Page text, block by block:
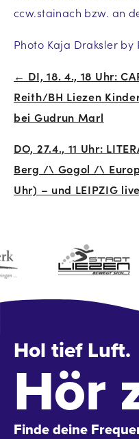
ccw.stainach bzw. an
Photo Kaja Draksler by
Beitrags-
Navigation
← DI, 18. 4., 18 Uhr:
Reith/BH Liezen
bei Gudrun Marl
DO, 27.4., 11 Uhr:
Berg /\ Gogol /\
Uhr) – und LEIPZIG
Hol tief Luft.
Hör
Finde deine